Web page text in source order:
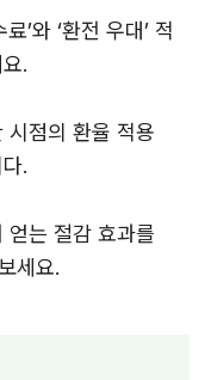
’와 ‘환전 우대’ 적
.
시점의 환율 적용
.
얻는 절감 효과를
세요.